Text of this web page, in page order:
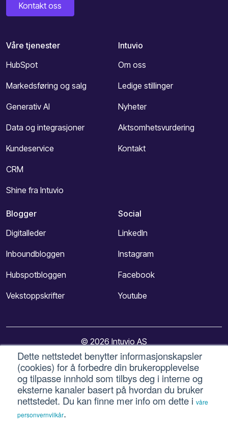
Dette nettstedet benytter informasjonskapsler
(cookies) for å forbedre din brukeropplevelse
og tilpasse innhold som tilbys deg i interne og
eksterne kanaler basert på hvordan du bruker
nettstedet. Du kan finne mer info om dette i våre
personvernvilkår.
Kontakt oss
Våre tjenester
HubSpot
Markedsføring og salg
Generativ AI
Data og integrasjoner
Kundeservice
CRM
Shine fra Intuvio
Intuvio
Om oss
Ledige stillinger
Nyheter
Aktsomhetsvurdering
Kontakt
Blogger
Digitalleder
Inboundbloggen
Hubspotbloggen
Vekstoppskrifter
Social
LinkedIn
Instagram
Facebook
Youtube
© 2026 Intuvio AS
Personvern og vilkår for bruk-Bruk av informasjonskapsler
-Cookie-innstillinger